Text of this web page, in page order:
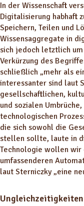
In der Wissenschaft
Digitalisierung habhaft
Speichern, Teilen und
Wissensaggregate in
sich jedoch letztlich
Verkürzung des
schließlich „mehr als
interessanter sind laut
gesellschaftlichen,
und sozialen
technologischen
die sich sowohl die
stellen sollte, laute in
Technologie wollen wir
umfassenderen
laut Sterniczky „eine